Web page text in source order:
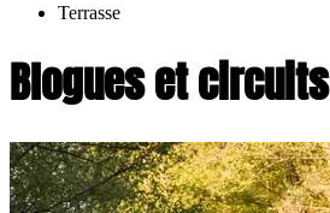
Terrasse
Blogues et circuits